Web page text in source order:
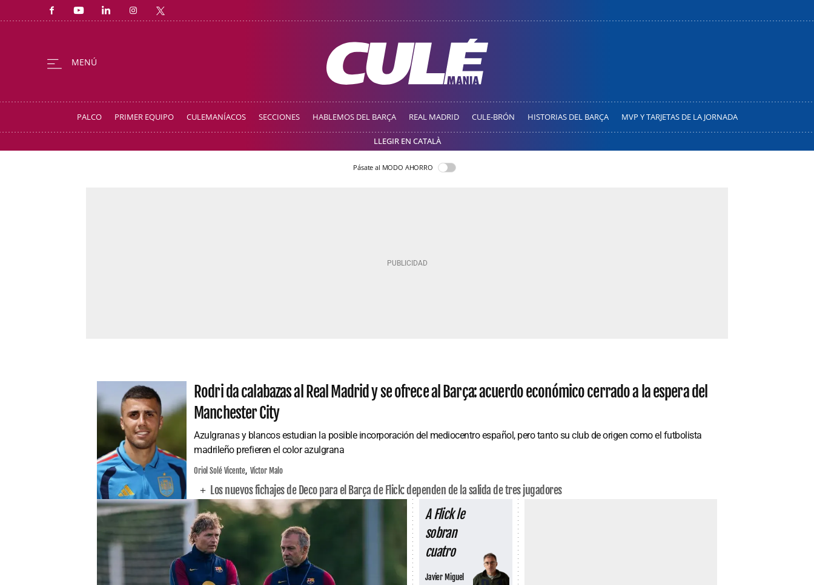
PALCO PRIMER EQUIPO CULEMANÍACOS SECCIONES HABLEMOS DEL BARÇA REAL MADRID CULE-BRÓN HISTORIAS DEL BARÇA MVP Y TARJETAS DE LA JORNADA
LLEGIR EN CATALÀ
Pásate al MODO AHORRO
Rodri da calabazas al Real Madrid y se ofrece al Barça: acuerdo económico cerrado a la espera del
Manchester City
Azulgranas y blancos estudian la posible incorporación del mediocentro español, pero tanto su club de origen como el futbolista
madrileño prefieren el color azulgrana
Oriol Solé Vicente Víctor Malo
Los nuevos fichajes de Deco para el Barça de Flick: dependen de la salida de tres jugadores
A Flick le
sobran
cuatro
Javier Miguel